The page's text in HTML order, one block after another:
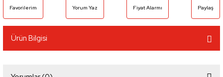
Yorum Yaz Fiyat Alarmı Paylaş
Ürün Bilgisi